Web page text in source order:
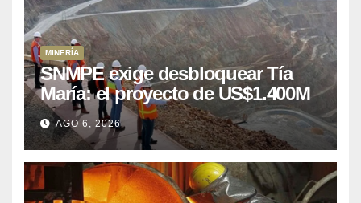
MINERÍA
SNMPE exige desbloquear Tía
María: el proyecto de US$1.400M
que Perú lleva 15 años
posponiendo
AGO 6, 2026